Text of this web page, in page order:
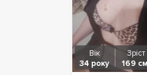
Вік
34 року
Зріст
169